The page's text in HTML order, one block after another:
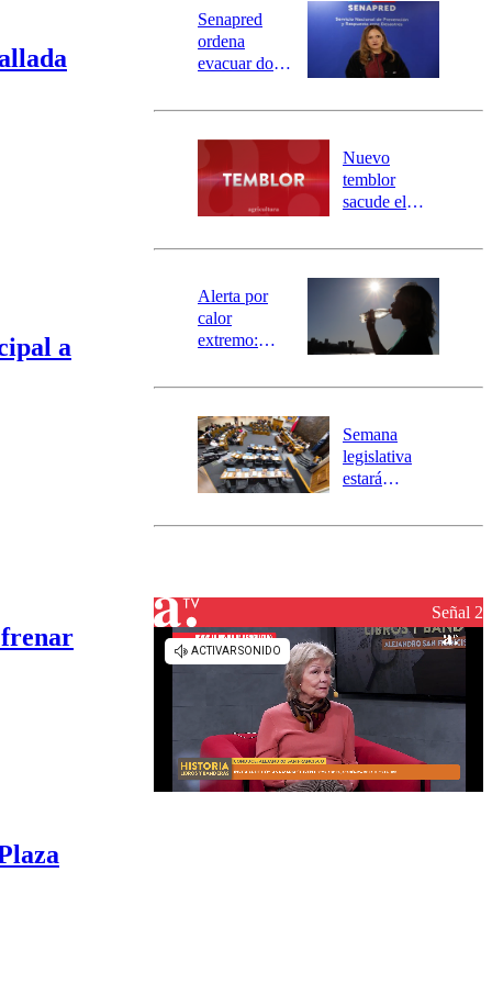
Universidad de Chile
Sustentabilidad
a
frenar
Senapred
ordena
evacuar dos
Carahue por
río Damas:
activa
mensajería
SAE
Nuevo
temblor
sacude el
revisa la
epicentro
Alerta por
calor
extremo:
activa Alerta
Preventiva en
tres comunas
Semana
legislativa
estará
el fin de la
reconstrucciónSeñal 2